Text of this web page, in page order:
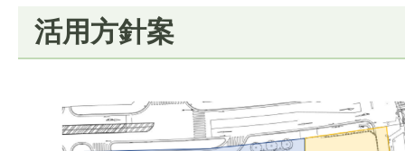
活用方針案